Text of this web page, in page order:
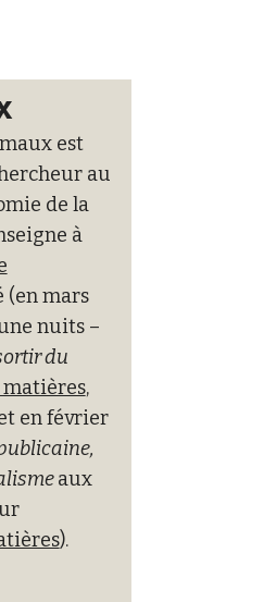
est
au
de la
à
(en mars
nuits –
du
matières,
en février
aux
).